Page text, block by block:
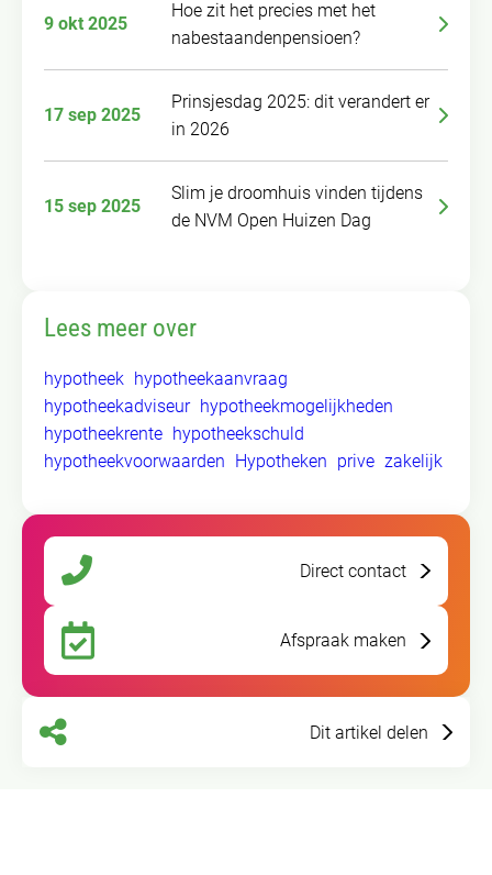
9 okt 2025
Hoe zit het precies met het
nabestaandenpensioen?
17 sep 2025
Prinsjesdag 2025: dit verandert er
in 2026
15 sep 2025
Slim je droomhuis vinden tijdens
de NVM Open Huizen Dag
Lees meer over
hypotheek hypotheekaanvraag
hypotheekadviseur hypotheekmogelijkheden
hypotheekrente hypotheekschuld
hypotheekvoorwaarden Hypotheken prive zakelijk
Direct contact
Afspraak maken
Dit artikel delen